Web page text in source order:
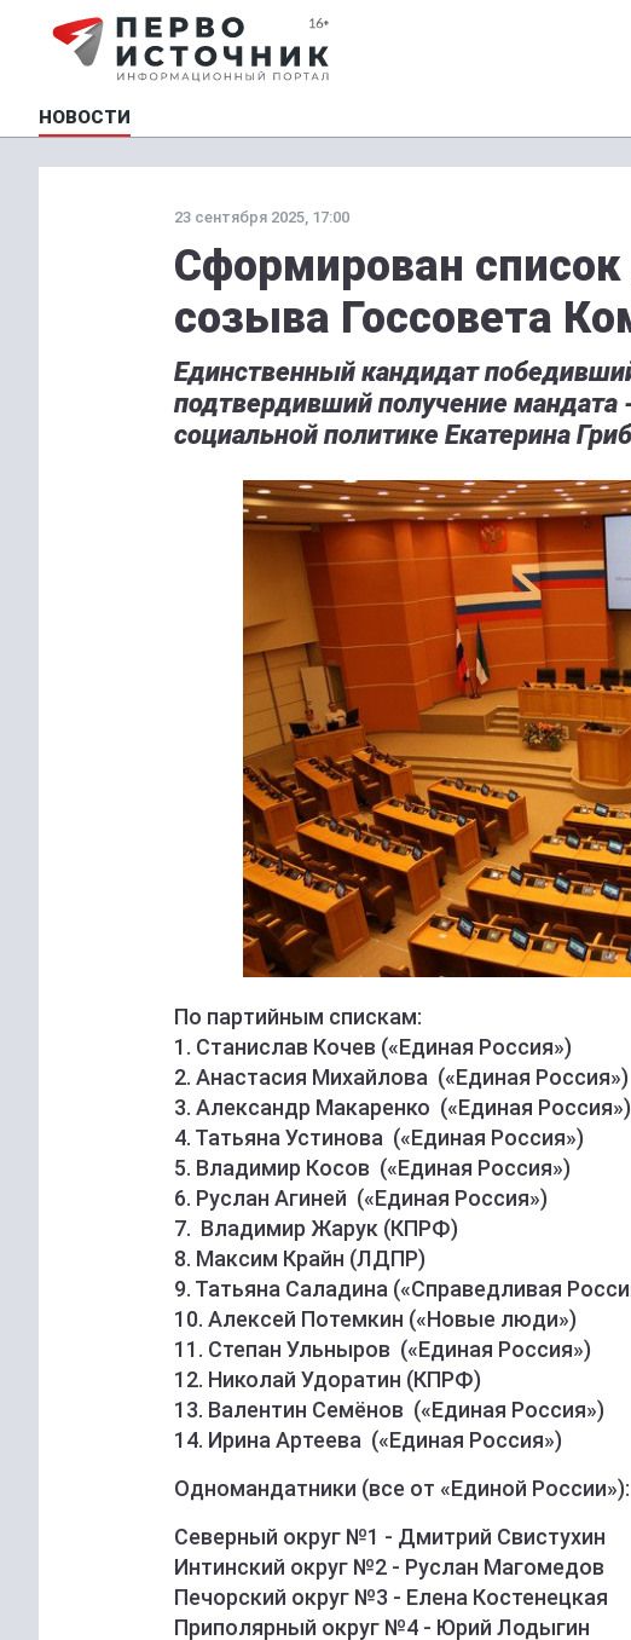
НОВОСТИ
23 сентября 2025, 17:00
Сформирован список
созыва Госсовета
Единственный кандидат
подтвердивший получение мандата
социальной политике Екатерина
По партийным спискам:
1. Станислав Кочев («Единая Россия»)
2. Анастасия Михайлова («Единая Россия»)
3. Александр Макаренко («Единая Россия»)
4. Татьяна Устинова («Единая Россия»)
5. Владимир Косов («Единая Россия»)
6. Руслан Агиней («Единая Россия»)
7. Владимир Жарук (КПРФ)
8. Максим Крайн (ЛДПР)
9. Татьяна Саладина («Справедливая
10. Алексей Потемкин («Новые люди»)
11. Степан Ульныров («Единая Россия»)
12. Николай Удоратин (КПРФ)
13. Валентин Семёнов («Единая Россия»)
14. Ирина Артеева («Единая Россия»)
Одномандатники (все от «Единой России»):
Северный округ №1 - Дмитрий Свистухин
Интинский округ №2 - Руслан Магомедов
Печорский округ №3 - Елена Костенецкая
Приполярный округ №4 - Юрий Лодыгин